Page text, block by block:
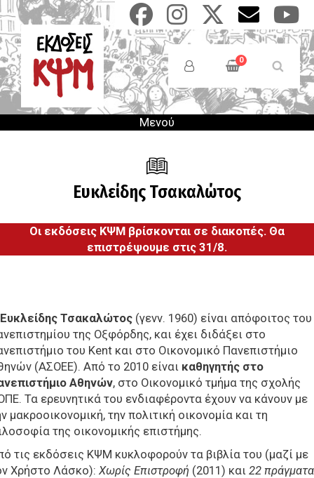
Παράκαμψη
προς
το
κυρίως
περιεχόμενο
Users
Menu
0
Μενού
Ευκλείδης Τσακαλώτος
Οι εκδόσεις ΚΨΜ βρίσκονται σε διακοπές. Θα
επιστρέψουμε στις 31/8.
Ευκλείδης Τσακαλώτος (γενν. 1960) είναι απόφοιτος του
της Οξφόρδης, και έχει διδάξει στο
του Kent και στο Οικονομικό Πανεπιστήμιο
(ΑΣΟΕΕ). Από το 2010 είναι καθηγητής στο
Αθηνών, στο Οικονομικό τμήμα της σχολής
Τα ερευνητικά του ενδιαφέροντα έχουν να κάνουν με
μακροοικονομική, την πολιτική οικονομία και τη
της οικονομικής επιστήμης.
τις εκδόσεις ΚΨΜ κυκλοφορούν τα βιβλία του (μαζί με
Χρήστο Λάσκο): Χωρίς Επιστροφή (2011) και 22 πράγματα